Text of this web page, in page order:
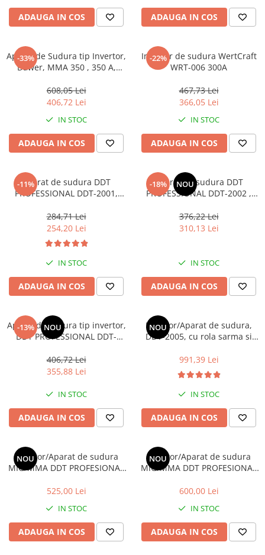
ADAUGA IN COS ADAUGA IN COS
-33%
Aparat de Sudura tip Invertor,
Dawer, MMA 350 , 350 A,
608,05 Lei
406,72 Lei
IN STOC
ADAUGA IN COS
-22%
Invertor de sudura WertCraft
WRT-006 300A
467,73 Lei
366,05 Lei
IN STOC
ADAUGA IN COS
-11%
Aparat de sudura DDT
PROFESSIONAL DDT-2001,
LCD, Invertor, tehnologie
inalta
284,71 Lei
254,20 Lei
IN STOC
ADAUGA IN COS
-18% NOU
Aparat de sudura DDT
PROFESSIONAL DDT-2002 ,
LCD, Invertor, tehnologie
inalta
376,22 Lei
310,13 Lei
IN STOC
ADAUGA IN COS
-13% NOU
Aparat de sudura tip invertor,
DDT PROFESSIONAL DDT-
electronic LCD, tehnologie
inalta, cutie transport
406,72 Lei
355,88 Lei
IN STOC
ADAUGA IN COS
NOU
Invertor/Aparat de sudura,
DDT-2005, cu rola sarma si
PROFESSIONAL, 230 V, 20-350
A curent, 0.8-1.0 mm
diametru sarma de sudura,
1.6-5mm diametru electrod
991,39 Lei
IN STOC
ADAUGA IN COS
NOU
Invertor/Aparat de sudura
MIG/MMA DDT PROFESIONAL
Sarma, 220 V, 320A
525,00 Lei
IN STOC
ADAUGA IN COS
NOU
Invertor/Aparat de sudura
MIG/MMA DDT PROFESIONAL
Sarma, 220 V, 350A
600,00 Lei
IN STOC
ADAUGA IN COS